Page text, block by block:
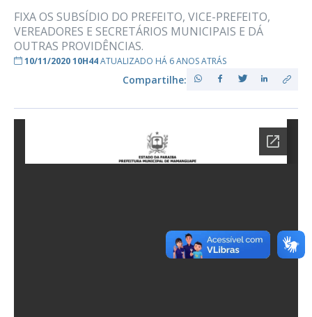
FIXA OS SUBSÍDIO DO PREFEITO, VICE-PREFEITO,
VEREADORES E SECRETÁRIOS MUNICIPAIS E DÁ
OUTRAS PROVIDÊNCIAS.
10/11/2020 10H44ATUALIZADO HÁ 6 ANOS ATRÁS
Compartilhe: